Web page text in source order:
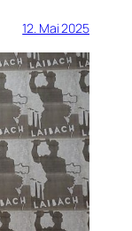
12. Mai 2025